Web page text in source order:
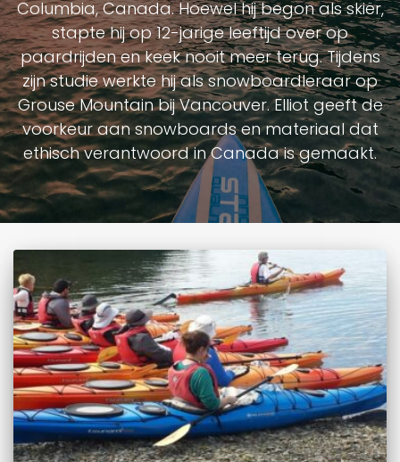
Columbia, Canada. Hoewel hij begon als skiër,
stapte hij op 12-jarige leeftijd over op
paardrijden en keek nooit meer terug. Tijdens
zijn studie werkte hij als snowboardleraar op
Grouse Mountain bij Vancouver. Elliot geeft de
voorkeur aan snowboards en materiaal dat
ethisch verantwoord in Canada is gemaakt.